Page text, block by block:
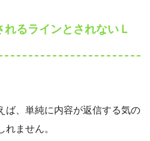
るラインとされないＬ
ば、単純に内容が返信する気の
ません。